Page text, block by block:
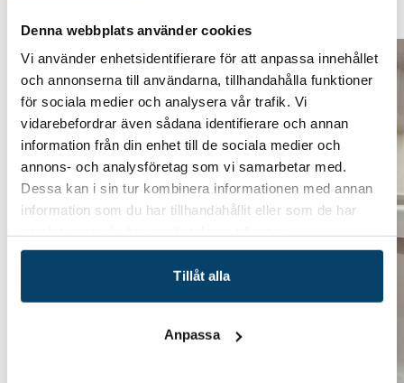
Denna webbplats använder cookies
Vi använder enhetsidentifierare för att anpassa innehållet
och annonserna till användarna, tillhandahålla funktioner
för sociala medier och analysera vår trafik. Vi
vidarebefordrar även sådana identifierare och annan
information från din enhet till de sociala medier och
annons- och analysföretag som vi samarbetar med.
Dessa kan i sin tur kombinera informationen med annan
information som du har tillhandahållit eller som de har
Tillåt alla
Anpassa